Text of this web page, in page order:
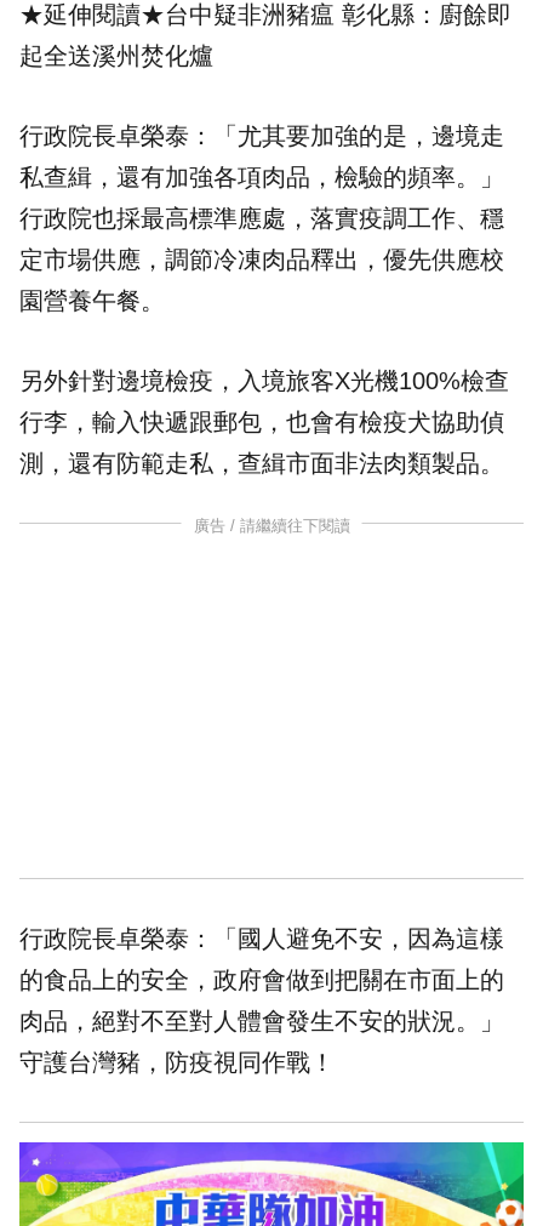
★延伸閱讀★台中疑非洲豬瘟 彰化縣：廚餘即
起全送溪州焚化爐
行政院長卓榮泰：「尤其要加強的是，邊境走
私查緝，還有加強各項肉品，檢驗的頻率。」
行政院也採最高標準應處，落實疫調工作、穩
定市場供應，調節冷凍肉品釋出，優先供應校
園營養午餐。
另外針對邊境檢疫，入境旅客X光機100%檢查
行李，輸入快遞跟郵包，也會有檢疫犬協助偵
測，還有防範走私，查緝市面非法肉類製品。
廣告 / 請繼續往下閱讀
行政院長卓榮泰：「國人避免不安，因為這樣
的食品上的安全，政府會做到把關在市面上的
肉品，絕對不至對人體會發生不安的狀況。」
守護台灣豬，防疫視同作戰！